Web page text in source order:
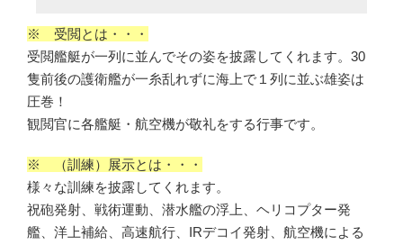
※ 受閲とは・・・
受閲艦艇が一列に並んでその姿を披露してくれます。30
隻前後の護衛艦が一糸乱れずに海上で１列に並ぶ雄姿は
圧巻！
観閲官に各艦艇・航空機が敬礼をする行事です。
※ （訓練）展示とは・・・
様々な訓練を披露してくれます。
祝砲発射、戦術運動、潜水艦の浮上、ヘリコプター発
艦、洋上補給、高速航行、IRデコイ発射、航空機による